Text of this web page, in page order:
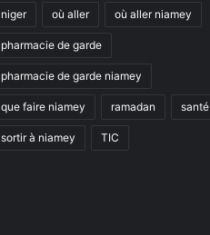
niger où aller où aller niamey
pharmacie de garde
pharmacie de garde niamey
que faire niamey ramadan santé
sortir à niamey TIC